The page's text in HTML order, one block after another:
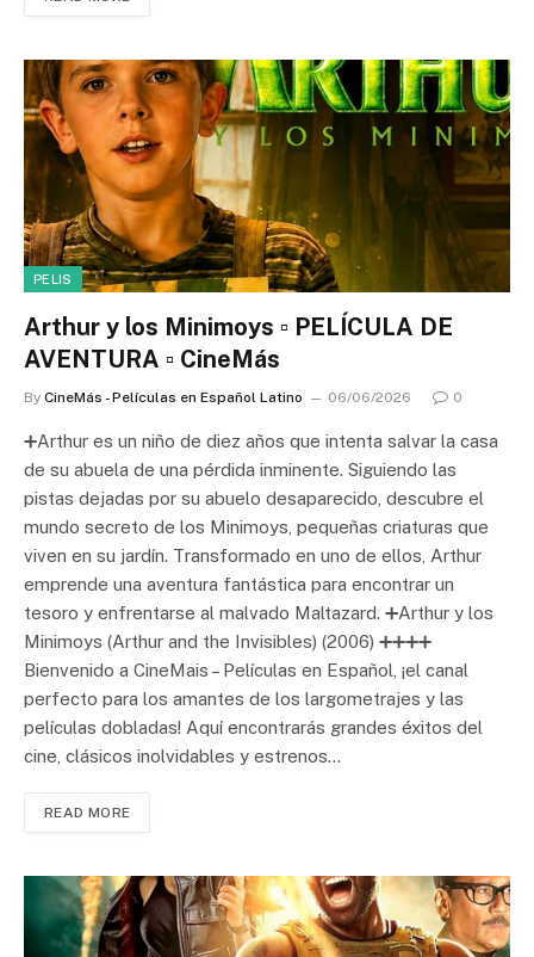
PELIS
Arthur y los Minimoys ▫️ PELÍCULA DE
AVENTURA ▫️ CineMás
By CineMás - Películas en Español Latino 06/06/2026 0
➕Arthur es un niño de diez años que intenta salvar la casa
de su abuela de una pérdida inminente. Siguiendo las
pistas dejadas por su abuelo desaparecido, descubre el
mundo secreto de los Minimoys, pequeñas criaturas que
viven en su jardín. Transformado en uno de ellos, Arthur
emprende una aventura fantástica para encontrar un
tesoro y enfrentarse al malvado Maltazard. ➕Arthur y los
Minimoys (Arthur and the Invisibles) (2006) ➕➕➕➕
Bienvenido a CineMais – Películas en Español, ¡el canal
perfecto para los amantes de los largometrajes y las
películas dobladas! Aquí encontrarás grandes éxitos del
cine, clásicos inolvidables y estrenos…
READ MORE